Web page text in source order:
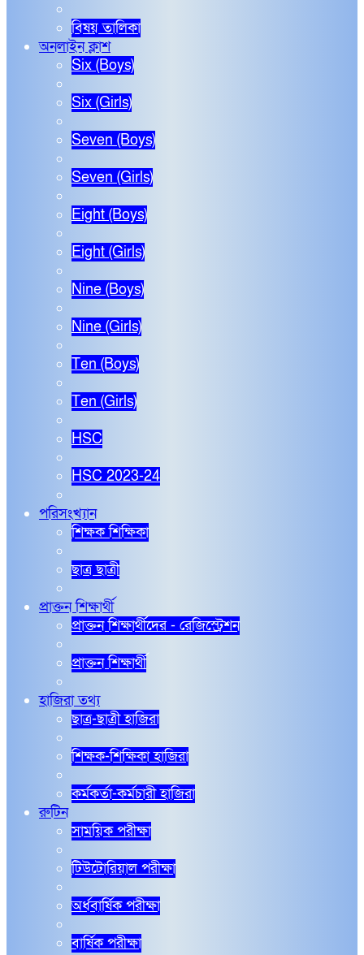
বিষয় তালিকা
অনলাইন ক্লাশ
Six (Boys)
Six (Girls)
Seven (Boys)
Seven (Girls)
Eight (Boys)
Eight (Girls)
Nine (Boys)
Nine (Girls)
Ten (Boys)
Ten (Girls)
HSC
HSC 2023-24
পরিসংখ্যান
শিক্ষক শিক্ষিকা
ছাত্র ছাত্রী
প্রাক্তন শিক্ষার্থী
প্রাক্তন শিক্ষার্থীদের - রেজিস্ট্রেশন
প্রাক্তন শিক্ষার্থী
হাজিরা তথ্য
ছাত্র-ছাত্রী হাজিরা
শিক্ষক-শিক্ষিকা হাজিরা
কর্মকর্তা-কর্মচারী হাজিরা
রুটিন
সাময়িক পরীক্ষা
টিউটোরিয়াল পরীক্ষা
অর্ধবার্ষিক পরীক্ষা
বার্ষিক পরীক্ষা